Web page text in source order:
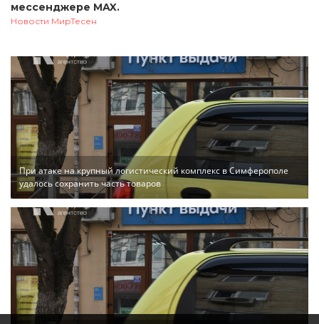
мессенджере MAX.
Новости МирТесен
При атаке на крупный логистический комплекс в Симферополе
удалось сохранить часть товаров